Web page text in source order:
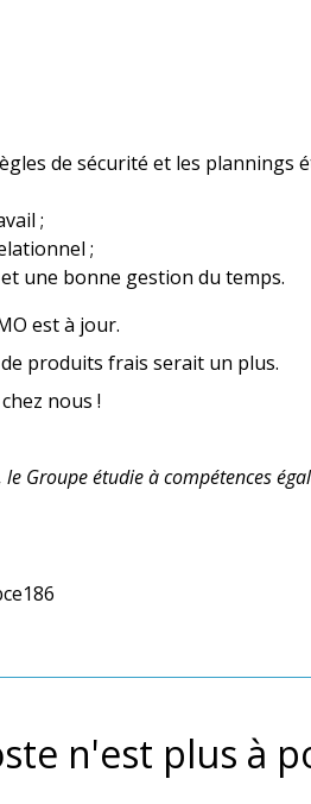
de sécurité et les plannings
;
;
une bonne gestion du temps.
est à jour.
produits frais serait un plus.
nous !
Groupe étudie à compétences
n'est plus à